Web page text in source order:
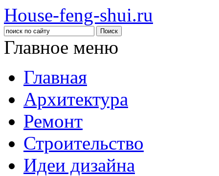
House-feng-shui.ru
Главное меню
Главная
Архитектура
Ремонт
Строительство
Идеи дизайна